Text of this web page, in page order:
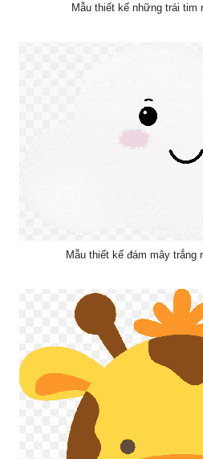
Mẫu thiết kế những trái tim
Mẫu thiết kế đám mây trắng